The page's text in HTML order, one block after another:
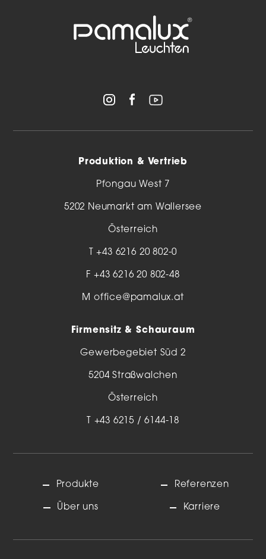
Produktion & Vertrieb
Pfongau West 7
5202 Neumarkt am Wallersee
Österreich
T+43 6216 20 802-0
F +43 6216 20 802-48
M office@pamalux.at
Firmensitz & Schauraum
Gewerbegebiet Süd 2
5204 Straßwalchen
Österreich
T +43 6215 / 6144-18
Produkte
Über uns
Referenzen
Karriere